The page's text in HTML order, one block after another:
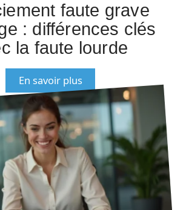
faute grave
: différences clés
la faute lourde
En savoir plus